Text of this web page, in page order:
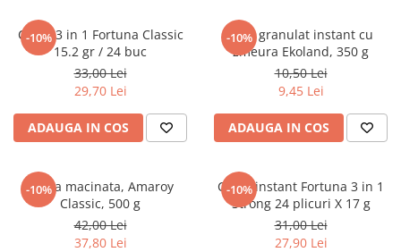
-10%
Cafea 3 in 1 Fortuna Classic
15.2 gr / 24 buc
33,00 Lei
29,70 Lei
ADAUGA IN COS
-10%
Ceai granulat instant cu
zmeura Ekoland, 350 g
10,50 Lei
9,45 Lei
ADAUGA IN COS
-10%
Cafea macinata, Amaroy
Classic, 500 g
42,00 Lei
37,80 Lei
-10%
Cafea instant Fortuna 3 in 1
Strong 24 plicuri X 17 g
31,00 Lei
27,90 Lei